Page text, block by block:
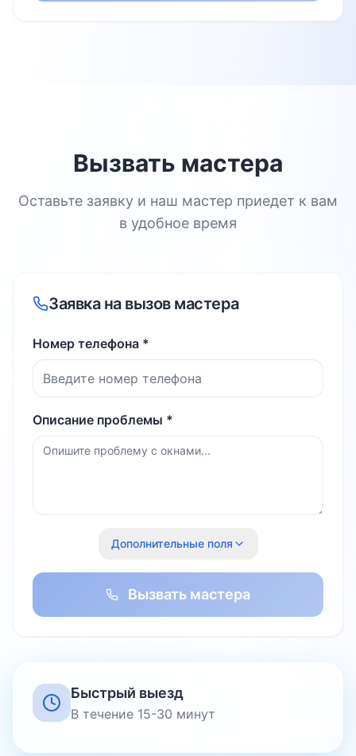
Вызвать мастера
Оставьте заявку и наш мастер приедет к вам
в удобное время
Заявка на вызов мастера
Номер телефона *
Описание проблемы *
Дополнительные поля
Вызвать мастера
Быстрый выезд
В течение 15-30 минут